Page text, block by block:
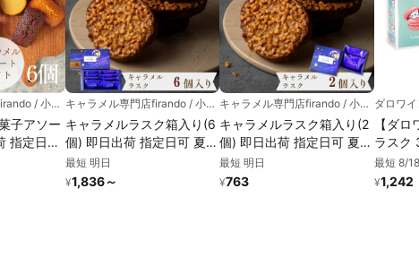
キャラメル専門店firando / 小値賀地域ブランド製作所株式会社
子アソー
しゃれ
中元
キャラメル専門店firando / 小値賀地域ブランド製作所株式会社
キャラメルラスク箱入り(6
個) 即日出荷 指定日可 夏ギ
フト ギフト おしゃれ 焼き
菓子 個包装 お中元2026
最短 明日
¥1,836～
キャラメル専門店firando / 小値賀地域ブランド製作所株式会社
キャラメルラスク箱入り(2
個) 即日出荷 指定日可 夏ギ
フト ギフト おしゃれ 焼き
菓子 個包装 お中元2026
最短 明日
¥763
ダロワイ
【ダ
ラスク
ール風
トロン
最短 8/18
¥1,242